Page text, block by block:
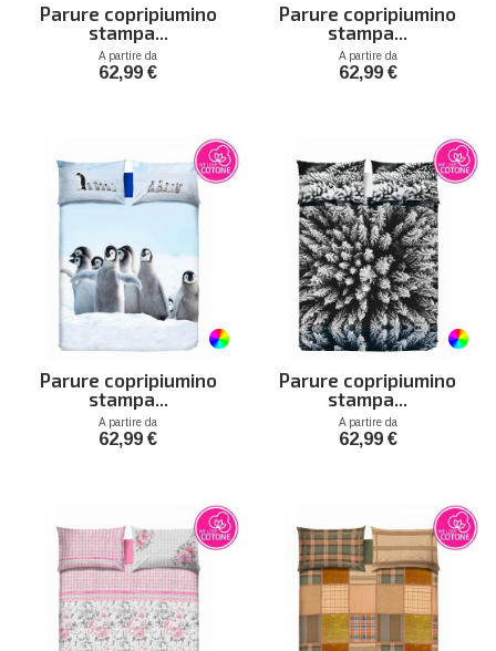
Parure copripiumino
stampa...
A partire da
Prezzo
62,99 €
Parure copripiumino
stampa...
A partire da
Prezzo
62,99 €
Parure copripiumino
stampa...
A partire da
Prezzo
62,99 €
Parure copripiumino
stampa...
A partire da
Prezzo
62,99 €